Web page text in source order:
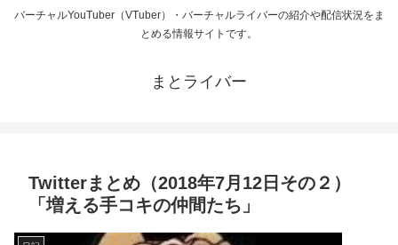
バーチャルYouTuber（VTuber）・バーチャルライバーの紹介や配信状況をま
とめる情報サイトです。
まとライバー
Twitterまとめ（2018年7月12日その２）
「増える手コキの仲間たち」